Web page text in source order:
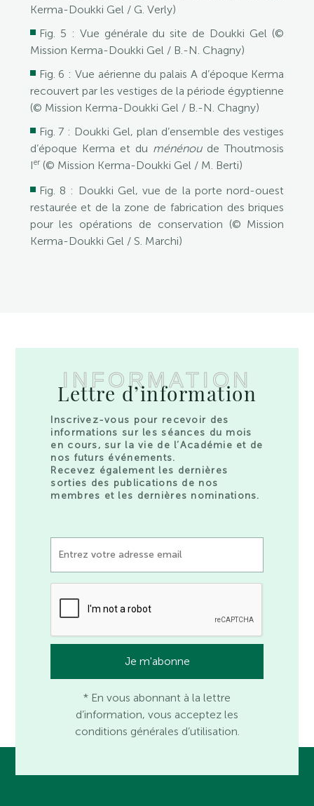
Kerma-Doukki Gel / G. Verly)
Fig. 5 : Vue générale du site de Doukki Gel (©
Mission Kerma-Doukki Gel / B.-N. Chagny)
Fig. 6 : Vue aérienne du palais A d’époque Kerma
recouvert par les vestiges de la période égyptienne
(© Mission Kerma-Doukki Gel / B.-N. Chagny)
Fig. 7 : Doukki Gel, plan d’ensemble des vestiges
d’époque Kerma et du ménénoude Thoutmosis
Ier(© Mission Kerma-Doukki Gel / M. Berti)
Fig. 8 : Doukki Gel, vue de la porte nord-ouest
restaurée et de la zone de fabrication des briques
pour les opérations de conservation (© Mission
Kerma-Doukki Gel / S. Marchi)
INFORMATION
Lettre d’information
Inscrivez-vous pour recevoir des
informations sur les séances du mois
en cours, sur la vie de l’Académie et de
nos futurs événements.
Recevez également les dernières
sorties des publications de nos
membres et les dernières nominations.
* En vous abonnant à la lettre
d’information, vous acceptez les
conditions générales d’utilisation.